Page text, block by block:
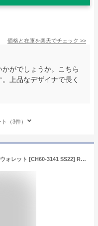
価格と在庫を楽天でチェック >>
がでしょうか。こちら
上品なデザイナで長く
（3件）
チャムス CHUMS リサイクルマルチウォレット [CH60-3141 SS22] Recycle Multi Wallet メンズ・レディース 二つ折り財布 ミニ財布 アウトドア 【メール便可】